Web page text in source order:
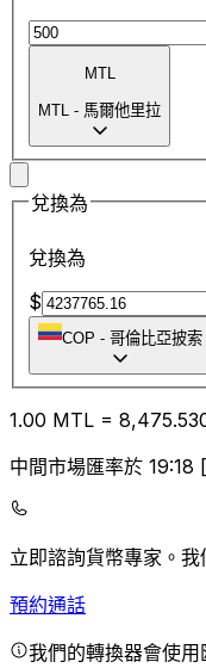
MTL
MTL - 馬爾他里拉
兌換為
兌換為
$
COP - 哥倫比亞披索
1.00 MTL = 8,475.53
中間市場匯率於 19:18
立即諮詢貨幣專家。 我
預約通話
我們的轉換器會使